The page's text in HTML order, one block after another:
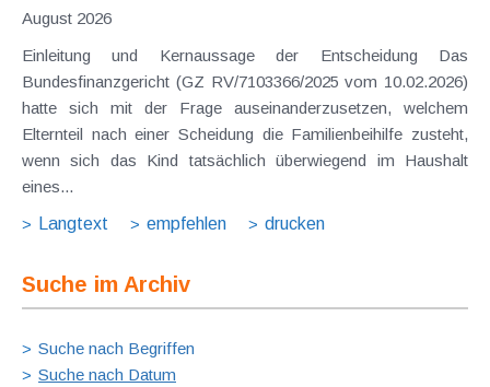
August 2026
Einleitung und Kernaussage der Entscheidung Das
Bundesfinanzgericht (GZ RV/7103366/2025 vom 10.02.2026)
hatte sich mit der Frage auseinanderzusetzen, welchem
Elternteil nach einer Scheidung die Familienbeihilfe zusteht,
wenn sich das Kind tatsächlich überwiegend im Haushalt
eines...
Langtext
empfehlen drucken
Suche im Archiv
Suche nach Begriffen
Suche nach Datum